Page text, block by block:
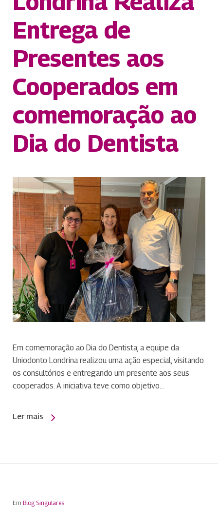
Entrega de
Presentes aos
Cooperados em
comemoração ao
Dia do Dentista
Em comemoração ao Dia do Dentista, a equipe da
Uniodonto Londrina realizou uma ação especial, visitando
os consultórios e entregando um presente aos seus
cooperados. A iniciativa teve como objetivo…
Ler mais
Em Blog Singulares